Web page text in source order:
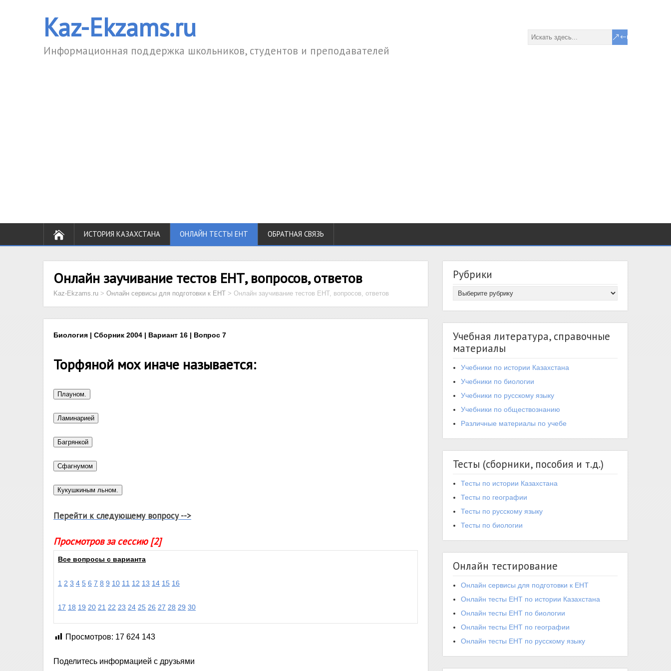
Kaz-Ekzams.ru
Информационная поддержка школьников, студентов и преподавателей
ИСТОРИЯ КАЗАХСТАНА ОНЛАЙН ТЕСТЫ ЕНТ ОБРАТНАЯ СВЯЗЬ
Онлайн заучивание тестов ЕНТ, вопросов, ответов
Kaz-Ekzams.ru > Онлайн сервисы для подготовки к ЕНТ > Онлайн заучивание тестов ЕНТ, вопросов, ответов
Биология | Сборник 2004 | Вариант 16 | Вопрос 7
Торфяной мох иначе называется:
Перейти к следующему вопросу -->
Просмотров за сессию [2]
Все вопросы с варианта
1 2 3 4 5 6 7 8 9 10 11 12 13 14 15 16
17 18 19 20 21 22 23 24 25 26 27 28 29 30
Просмотров: 17 624 143
Поделитесь информацией с друзьями
Рубрики
Учебная литература, справочные
материалы
Учебники по истории Казахстана
Учебники по биологии
Учебники по русскому языку
Учебники по обществознанию
Различные материалы по учебе
Тесты (сборники, пособия и т.д.)
Тесты по истории Казахстана
Тесты по географии
Тесты по русскому языку
Тесты по биологии
Онлайн тестирование
Онлайн сервисы для подготовки к ЕНТ
Онлайн тесты ЕНТ по истории Казахстана
Онлайн тесты ЕНТ по биологии
Онлайн тесты ЕНТ по географии
Онлайн тесты ЕНТ по русскому языку